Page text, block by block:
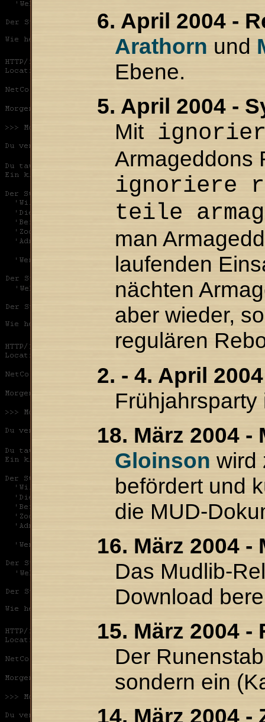
6. April 2004 -
Arathorn und
Ebene.
5. April 2004 -
Mit
Armageddons
ignoriere
teile
man
laufenden
nächten
aber wieder,
regulären
2. - 4. April
18. März 2004 -
Gloinson wird
befördert und
die MUD-
16. März 2004 -
Das Mudlib-
Download
15. März 2004 -
Der
sondern ein
14. März 2004 -